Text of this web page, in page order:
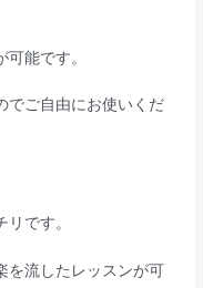
能です。
でご自由にお使いくだ
です。
を流したレッスンが可